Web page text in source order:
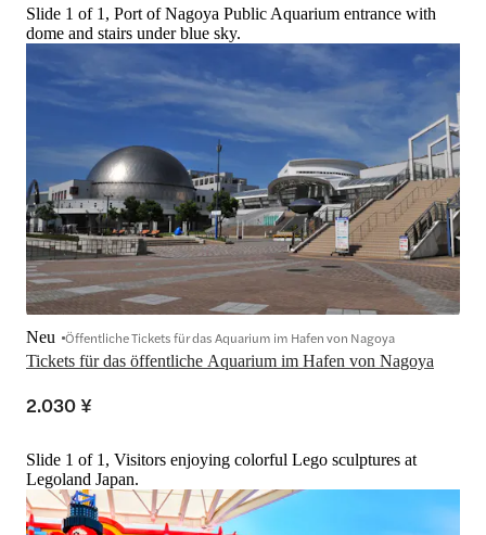
Slide 1 of 1, Port of Nagoya Public Aquarium entrance with
dome and stairs under blue sky.
Tickets für das öffentliche Aquarium im Hafen von Nagoya
Neu Öffentliche Tickets für das Aquarium im Hafen von Nagoya
2.030 ¥
Slide 1 of 1, Visitors enjoying colorful Lego sculptures at
Legoland Japan.